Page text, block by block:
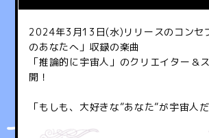
2024年3月13日(水)リリースのコンセ
のあなたへ」収録の楽曲
「推論的に宇宙人」のクリエイター＆
開！
「もしも、大好きな”あなた”が宇宙人